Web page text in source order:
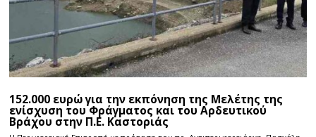
152.000 ευρώ για την εκπόνηση της Μελέτης της
ενίσχυση του Φράγματος και του Αρδευτικού
Βράχου στην Π.Ε. Καστοριάς